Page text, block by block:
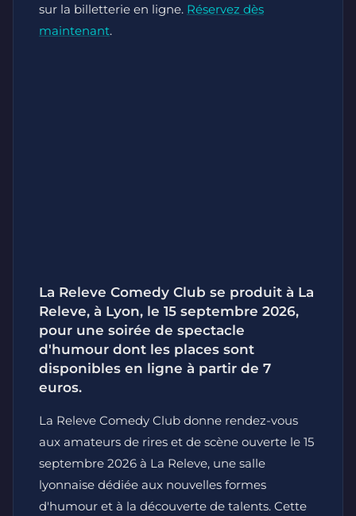
sur la billetterie en ligne. Réservez dès
maintenant.
La Releve Comedy Club se produit à La
Releve, à Lyon, le 15 septembre 2026,
pour une soirée de spectacle
d'humour dont les places sont
disponibles en ligne à partir de 7
euros.
La Releve Comedy Club donne rendez-vous
aux amateurs de rires et de scène ouverte le 15
septembre 2026 à La Releve, une salle
lyonnaise dédiée aux nouvelles formes
d'humour et à la découverte de talents. Cette